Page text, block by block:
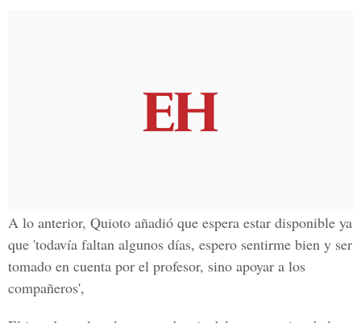
A lo anterior, Quioto añadió que espera estar disponible ya
que 'todavía faltan algunos días, espero sentirme bien y ser
tomado en cuenta por el profesor, sino apoyar a los
compañeros',